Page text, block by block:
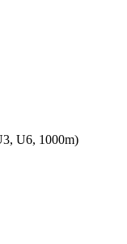
U6, 1000m)